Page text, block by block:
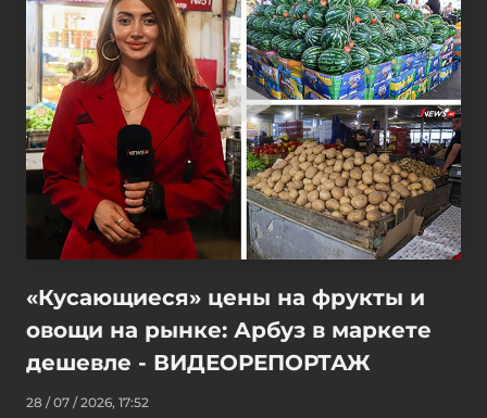
«Кусающиеся» цены на фрукты и
овощи на рынке: Арбуз в маркете
дешевле - ВИДЕОРЕПОРТАЖ
28 / 07 / 2026, 17:52